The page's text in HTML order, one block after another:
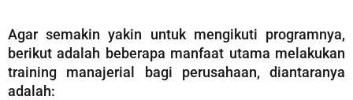
Agar semakin yakin untuk mengikuti programnya,
berikut adalah beberapa manfaat utama melakukan
training manajerial bagi perusahaan, diantaranya
adalah: